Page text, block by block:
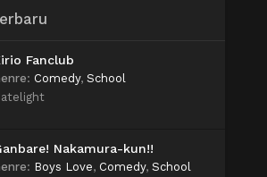
Fanclub
: Comedy, School
Nakamura-kun!!
: Boys Love, Comedy, School